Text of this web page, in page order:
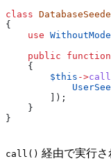
class
{
    use
    public
function
    {
        $this
->call
        ]);
    }
}
call() 経由で実行さ